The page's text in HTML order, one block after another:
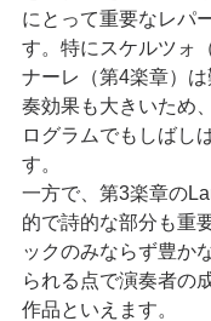
にとって重要なレパ
す。特にスケルツォ
ナーレ（第4楽章）
奏効果も大きいため
ログラムでもしばし
す。
一方で、第3楽章の
的で詩的な部分も重
ックのみならず豊か
られる点で演奏者の
作品といえます。